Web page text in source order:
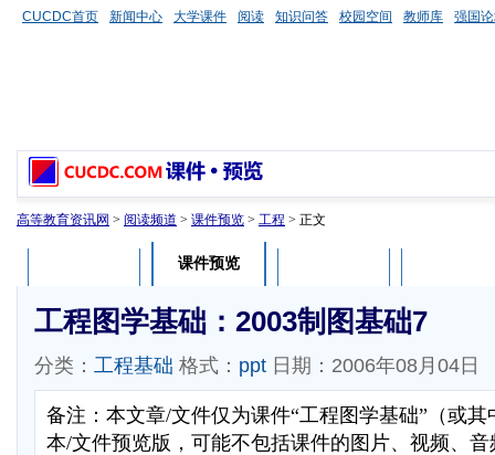
CUCDC首页 新闻中心 大学课件 阅读 知识问答 校园空间 教师库 强国
高等教育资讯网 > 阅读频道 > 课件预览 > 工程 > 正文
课件预览
工程图学基础：2003制图基础7
分类： 工程基础 格式： ppt 日期：2006年08月04日
备注：本文章/文件仅为课件“工程图学基础”（或
本/文件预览版，可能不包括课件的图片、视频、